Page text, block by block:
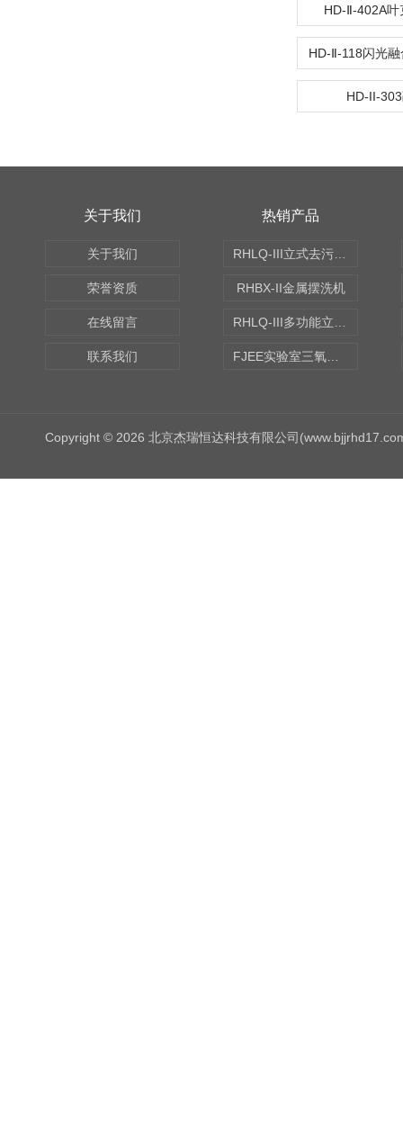
HD-Ⅱ-402A
HD-II-
关于我们
关于我们
荣誉资质
在线留言
联系我们
热销产品
RHBX-II金属摆洗机
Copyright © 2026 北京杰瑞恒达科技有限公司